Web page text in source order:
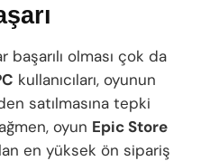
başarılı olması çok da
kullanıcıları, oyunun
satılmasına tepki
oyun Epic Store
en yüksek ön sipariş